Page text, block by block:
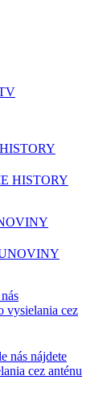
HISTORY
HISTORY
vysielania cez
nás nájdete
cez anténu